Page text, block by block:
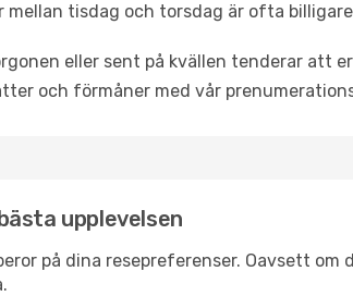
mellan tisdag och torsdag är ofta
eller sent på kvällen tenderar att
och förmåner med vår
upplevelsen
på dina resepreferenser. Oavsett om